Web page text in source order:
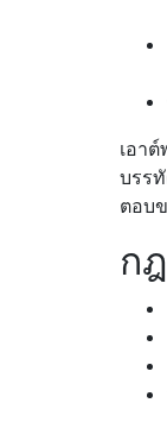
เอา
บรร
ตอบ
ก